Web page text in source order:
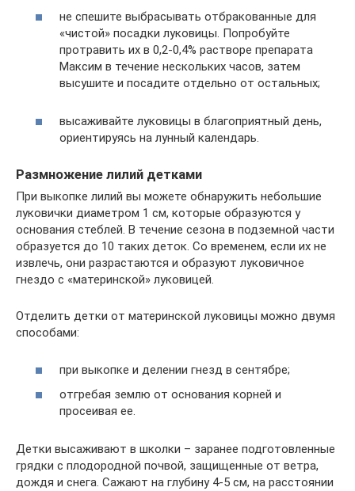
не спешите выбрасывать отбракованные для
«чистой» посадки луковицы. Попробуйте
протравить их в 0,2-0,4% растворе препарата
Максим в течение нескольких часов, затем
высушите и посадите отдельно от остальных;
высаживайте луковицы в благоприятный день,
ориентируясь на лунный календарь.
Размножение лилий детками
При выкопке лилий вы можете обнаружить небольшие
луковички диаметром 1 см, которые образуются у
основания стеблей. В течение сезона в подземной части
образуется до 10 таких деток. Со временем, если их не
извлечь, они разрастаются и образуют луковичное
гнездо с «материнской» луковицей.
Отделить детки от материнской луковицы можно двумя
способами:
при выкопке и делении гнезд в сентябре;
отгребая землю от основания корней и
просеивая ее.
Детки высаживают в школки – заранее подготовленные
грядки с плодородной почвой, защищенные от ветра,
дождя и снега. Сажают на глубину 4-5 см, на расстоянии